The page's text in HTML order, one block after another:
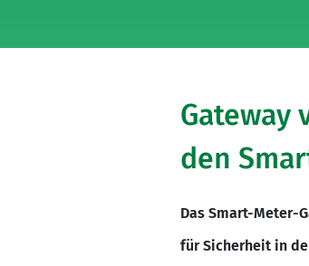
Gateway
den
Das Smart-Meter-
für Sicherheit in